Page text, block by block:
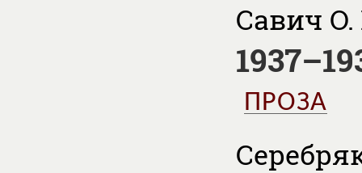
Савич О.
ПРОЗА